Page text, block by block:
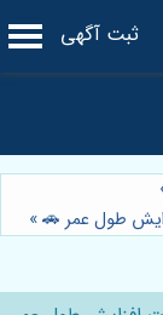
ثبت آگهی
طول عمر 🚗»